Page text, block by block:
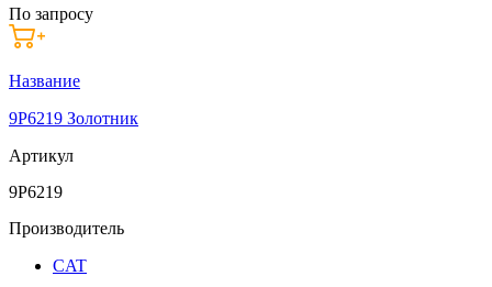
По запросу
Название
9P6219 Золотник
Артикул
9P6219
Производитель
CAT